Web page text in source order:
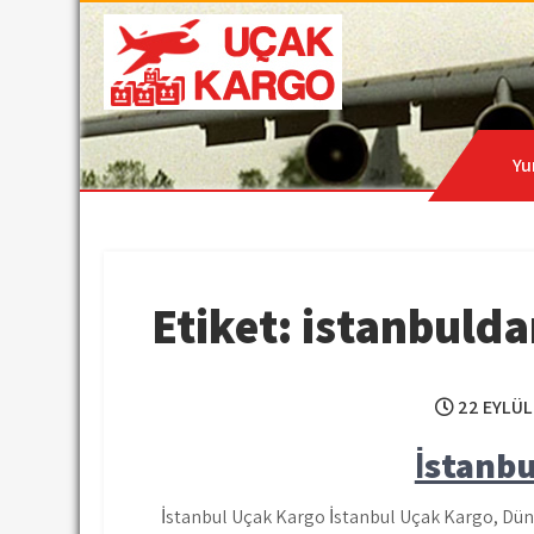
Hava Kargo | Acil
Uçak Kargo
Etiket:
22
İstanbul Uçak Kargo İstanbul Uçak Kargo,